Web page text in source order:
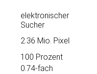
elektronischer
Sucher
2.36 Mio. Pixel
100 Prozent
0.74-fach